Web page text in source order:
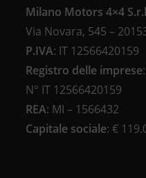
Milano Motors 4×4
Via Novara, 545 –
P.IVA: IT 12566420159
Registro delle imprese:
N° IT 12566420159
REA: MI – 1566432
Capitale sociale: €